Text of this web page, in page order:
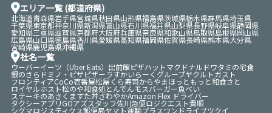
エリア一覧 (都道府県)
北海道青森県岩手県宮城県秋田県山形県福島県茨城県栃木県群馬県埼玉県
千葉県東京都神奈川県新潟県富山県石川県福井県山梨県長野県岐阜県静岡県
愛知県三重県滋賀県京都府大阪府兵庫県奈良県和歌山県鳥取県島根県岡山県
広島県山口県徳島県香川県愛媛県高知県福岡県佐賀県長崎県熊本県大分県
宮崎県鹿児島県沖縄県
社名一覧
ウーバーイーツ（Uber Eats） 出前館ピザハットマクドナルドワタミの宅食
銀のさら ドミノ・ピザピザーラすかいらーくグループヤクルトガスト
フロンティアCoCo壱番屋松屋くら寿司からやまほっともっと和食さと
ロイヤルホスト松のや和食処とんでんモスバーガー魚べい
ステーキのあさくますた丼さわやかAmazon Flex ドライバー
タクシーアプリGOアズスタッフ佐川急便ロジクエスト貴順
シグマロジスティクス郵便局ヤマト運輸プラスワンドライブツクイ